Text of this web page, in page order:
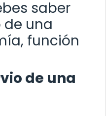
saber
de una
función
de una